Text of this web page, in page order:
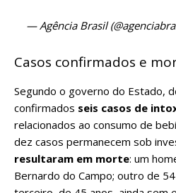
— Agência Brasil
Casos confirmados e
Segundo o governo do Estado,
confirmados seis casos de
relacionados ao consumo de
dez casos permanecem sob
resultaram em morte: um
Bernardo do Campo; outro de